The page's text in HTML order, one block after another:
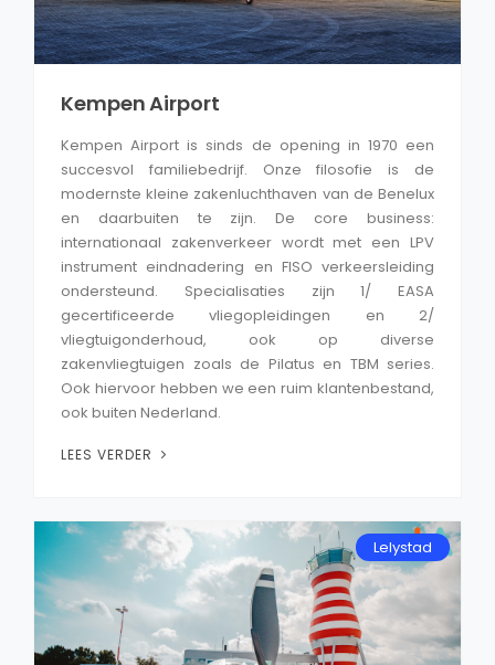
Kempen Airport
Kempen Airport is sinds de opening in 1970 een
succesvol familiebedrijf. Onze filosofie is de
modernste kleine zakenluchthaven van de Benelux
en daarbuiten te zijn. De core business:
internationaal zakenverkeer wordt met een LPV
instrument eindnadering en FISO verkeersleiding
ondersteund. Specialisaties zijn 1/ EASA
gecertificeerde vliegopleidingen en 2/
vliegtuigonderhoud, ook op diverse
zakenvliegtuigen zoals de Pilatus en TBM series.
Ook hiervoor hebben we een ruim klantenbestand,
ook buiten Nederland.
LEES VERDER
Lelystad